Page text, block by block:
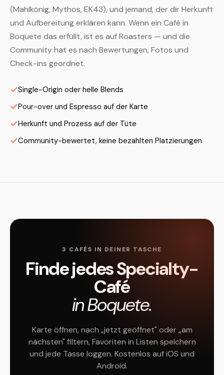
(Mahlkönig, Mythos, EK43), und jemand, der dir Herkunft
und Aufbereitung erklären kann. Wenn ein Café in
Boquete das erfüllt, ist es auf Roasters — und die
Community hat es nach Bewertungen, Fotos und
Check-ins geordnet.
Single-Origin oder helle Blends
Pour-over und Espresso auf der Karte
Herkunft und Prozess auf der Tüte
Community-bewertet, keine bezahlten Platzierungen
3 CAFÉS IN DEINER TASCHE
Finde jedes Specialty-
Café
in Boquete.
Karte öffnen, nach „jetzt geöffnet" oder „am
nächsten" filtern, Favoriten in Listen speichern
und jede Tasse loggen. Kostenlos auf iOS und
Android.